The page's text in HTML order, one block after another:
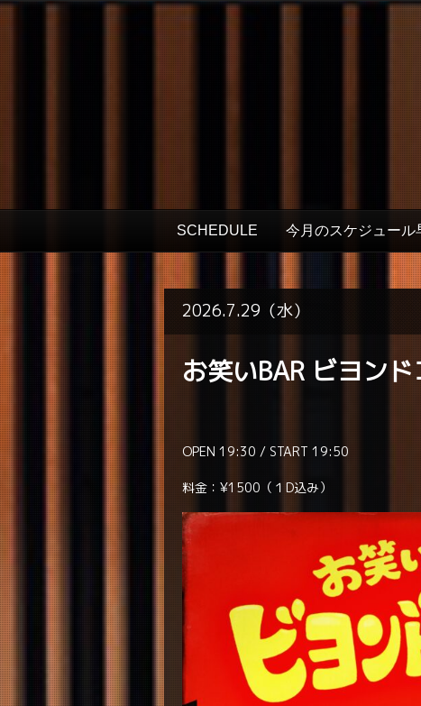
SCHEDULE 今月のスケジュール
2026.7.29（水）
お笑いBAR ビヨンド
OPEN 19:30 / START 19:50
料金：¥1500（１D込み）